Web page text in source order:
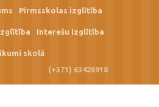
Pirmsskolas izglītība
Interešu izglītība
skolā
(+371) 63426918